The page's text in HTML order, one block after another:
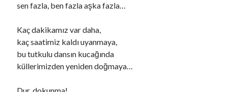
sen fazla, ben fazla aşka fazla…
Kaç dakikamız var daha,
kaç saatimiz kaldı uyanmaya,
bu tutkulu dansın kucağında
küllerimizden yeniden doğmaya…